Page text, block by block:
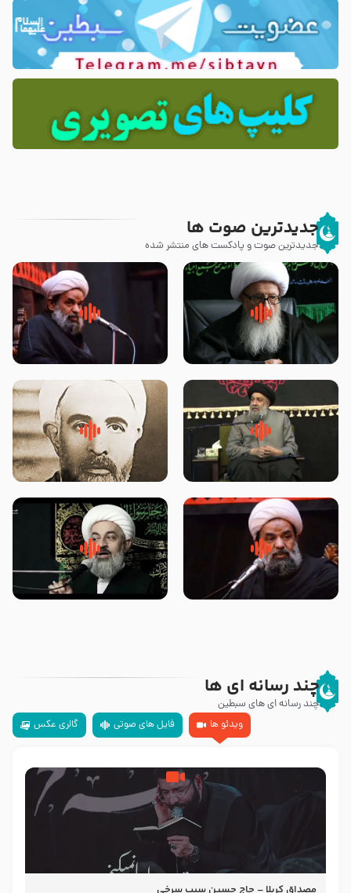
جدیدترین صوت ها
جدیدترین صوت و پادکست های منتشر شده
زوّار اربعین امام حسین (علیه
السلام) با این اشتیاق به زیارت
روضه جانسوز پاره های جگر امام
حسن مجتبی علیه السلام-حجت
لقب حضرت رقیه سلام الله علیها به
چه معناست – حجت الاسلام علوی
روضه‌ی مجلس یزید ملعون و
اسارت اهل‌بیت علیهم‌السلام –
محدث زاده
سلام جوانی که امام حسین علیه
السلام خودش جوابش را دادند
زیارتی که اسباب رزق زیاد و عمر
طولانی است حجت السلام حسین
چند رسانه ای ها
چند رسانه ای های سبطین
ویدئو ها
فایل های صوتی گالری عکس
مصداق کربلا – حاج حسین سیب سرخی